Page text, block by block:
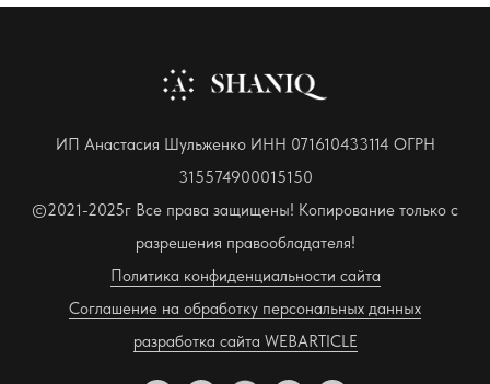
ИП Анастасия Шульженко ИНН 071610433114 ОГРН
315574900015150
©2021-2025г Все права защищены! Копирование только с
разрешения правообладателя!
Политика конфиденциальности сайта
Соглашение на обработку персональных данных
разработка сайта WEBARTICLE